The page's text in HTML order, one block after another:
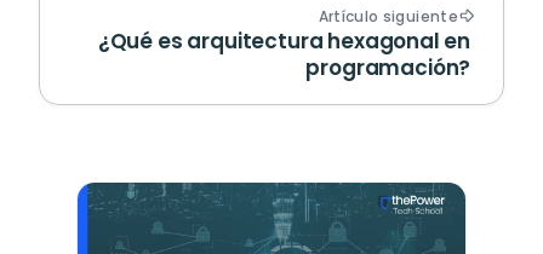
Artículo siguiente
¿Qué es arquitectura hexagonal en
programación?